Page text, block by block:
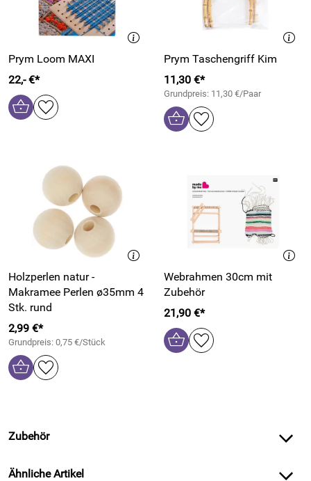
Prym Loom MAXI
22,- €*
Prym Taschengriff Kim
11,30 €*
Grundpreis: 11,30 €/Paar
Holzperlen natur -
Makramee Perlen ø35mm 4
Stk. rund
2,99 €*
Grundpreis: 0,75 €/Stück
Webrahmen 30cm mit
Zubehör
21,90 €*
Zubehör
Ähnliche Artikel